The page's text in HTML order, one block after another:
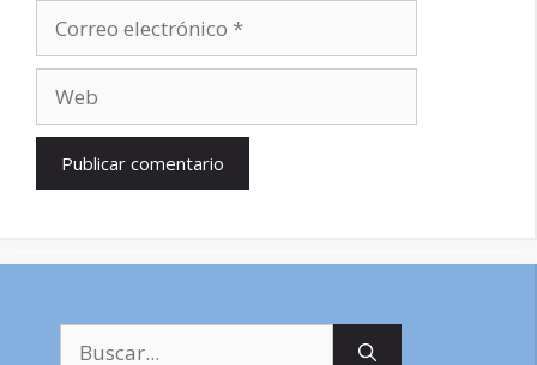
electrónico